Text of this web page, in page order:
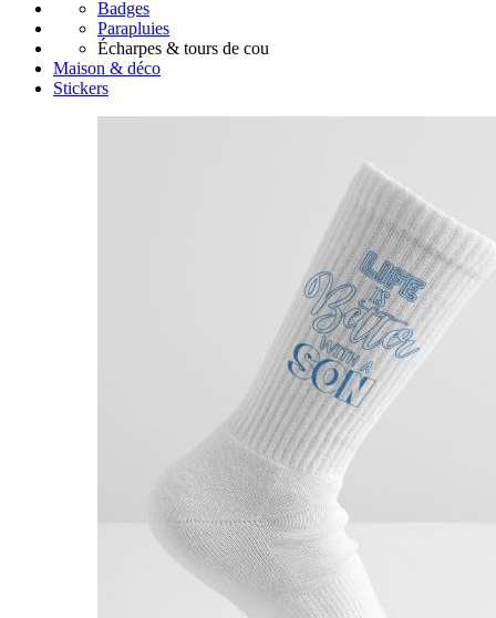
Badges
Parapluies
Écharpes & tours de cou
Maison & déco
Stickers